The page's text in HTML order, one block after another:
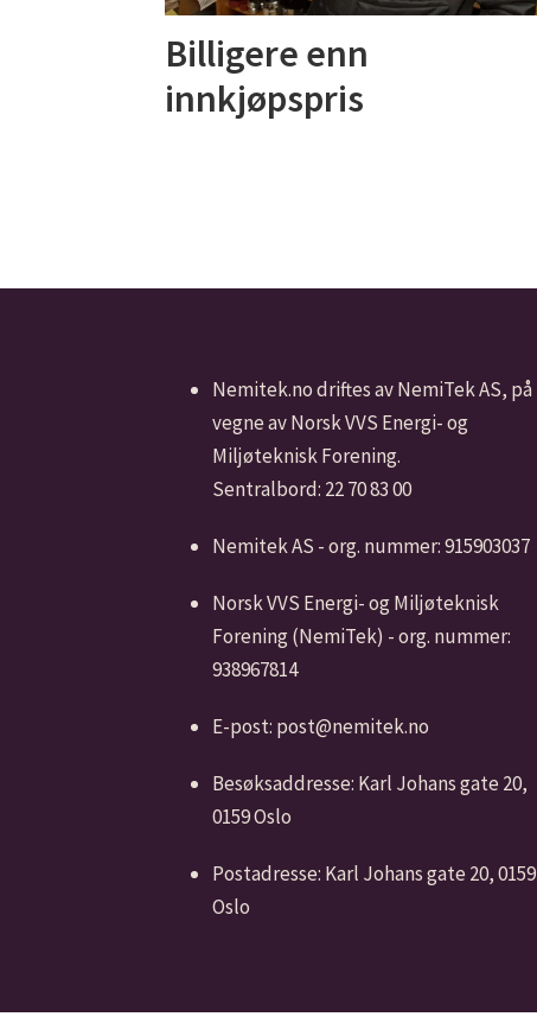
Billigere enn
innkjøpspris
Nemitek.no driftes av NemiTek AS, på
vegne av Norsk VVS Energi- og
Miljøteknisk Forening.
Sentralbord: 22 70 83 00
Nemitek AS - org. nummer: 915903037
Norsk VVS Energi- og Miljøteknisk
Forening (NemiTek) - org. nummer:
938967814
E-post: post@nemitek.no
Besøksaddresse: Karl Johans gate 20,
0159 Oslo
Postadresse: Karl Johans gate 20, 0159
Oslo